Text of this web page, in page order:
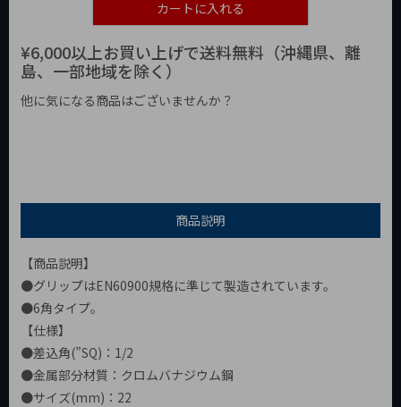
カートに入れる
¥6,000以上お買い上げで送料無料（沖縄県、離
島、一部地域を除く）
他に気になる商品はございませんか？
商品説明
【商品説明】
●グリップはEN60900規格に準じて製造されています。
●6角タイプ。
【仕様】
●差込角(”SQ)：1/2
●金属部分材質：クロムバナジウム鋼
●サイズ(mm)：22